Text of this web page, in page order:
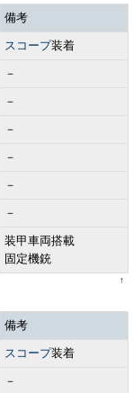
備考
スコープ装着
－
－
－
－
－
－
装甲車両搭載
固定機銃
↑
備考
スコープ装着
－